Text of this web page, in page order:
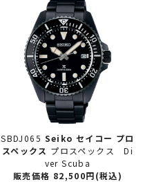
SBDJ065 Seiko セイコー プロ
スペックス プロスペックス Di
ver Scuba
販売価格 82,500円(税込)